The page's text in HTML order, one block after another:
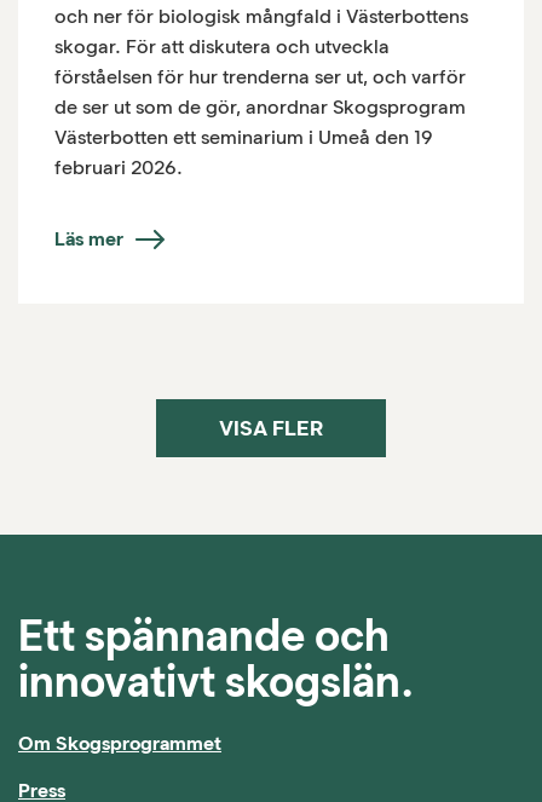
och ner för biologisk mångfald i Västerbottens
skogar. För att diskutera och utveckla
förståelsen för hur trenderna ser ut, och varför
de ser ut som de gör, anordnar Skogsprogram
Västerbotten ett seminarium i Umeå den 19
februari 2026.
Läs mer
VISA FLER
Ett spännande och
innovativt skogslän.
Om Skogsprogrammet
Press